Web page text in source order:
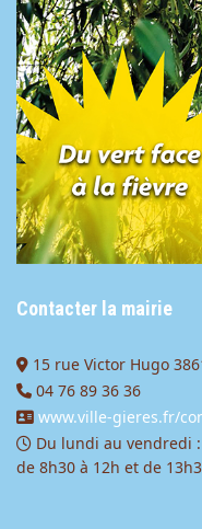
Contacter la mairie
15 rue Victor Hugo
04 76 89 36 36
www.ville-gieres.fr/
Du lundi au vendredi :
de 8h30 à 12h et de